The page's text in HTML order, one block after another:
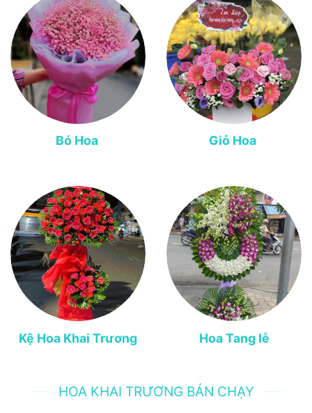
Bó Hoa Giỏ Hoa
Kệ Hoa Khai Trương Hoa Tang lễ
HOA KHAI TRƯƠNG BÁN CHẠY